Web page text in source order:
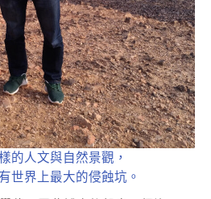
的人文與自然景觀，
世界上最大的侵蝕坑。